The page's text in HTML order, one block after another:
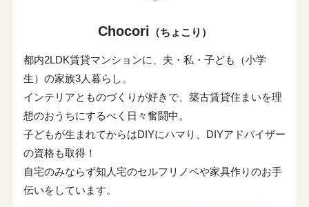
Chocori （ちょこり）
都内2LDK賃貸マンションに、夫・私・子ども（小学
生）の家族3人暮らし。
インテリアとものづくりが好きで、築古賃貸住まいを理
想のおうちにするべく日々奮闘中。
子どもが生まれてからはDIYにハマり、DIYアドバイザー
の資格も取得！
自宅のみならず知人宅のセルフリノベや家具作りのお手
伝いをしています。